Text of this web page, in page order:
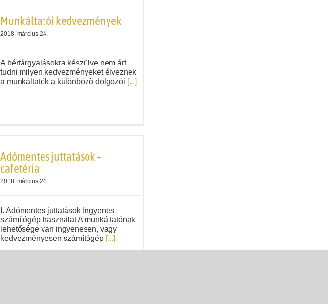
Munkáltatói kedvezmények
2018. március 24.
A bértárgyalásokra készülve nem árt
tudni milyen kedvezményeket élveznek
a munkáltatók a különböző dolgozói [...]
Adómentes juttatások –
cafetéria
2018. március 24.
I. Adómentes juttatások Ingyenes
számítógép használat A munkáltatónak
lehetősége van ingyenesen, vagy
kedvezményesen számítógép [...]